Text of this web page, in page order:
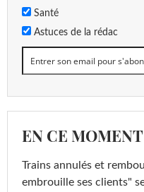
Santé
Astuces de la rédac
EN CE MOMENT
Trains annulés et
embrouille ses clients"